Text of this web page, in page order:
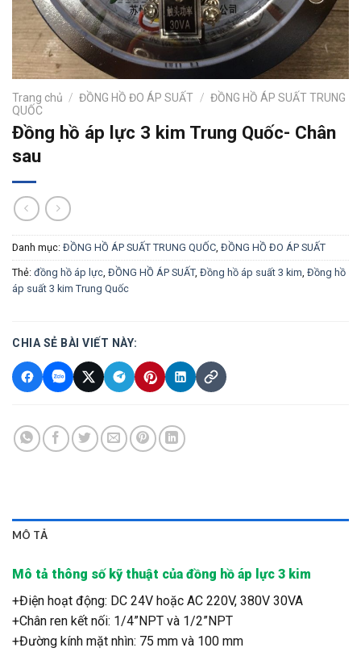
Trang chủ / ĐỒNG HỒ ĐO ÁP SUẤT / ĐỒNG HỒ ÁP SUẤT TRUNG
QUỐC
Đồng hồ áp lực 3 kim Trung Quốc- Chân
sau
Danh mục: ĐỒNG HỒ ÁP SUẤT TRUNG QUỐC ĐỒNG HỒ ĐO ÁP SUẤT
Thẻ: đồng hồ áp lực ĐỒNG HỒ ÁP SUẤT, Đồng hồ áp suất 3 kim Đồng hồ
áp suất 3 kim Trung Quốc
CHIA SẺ BÀI VIẾT NÀY:
MÔ TẢ
Mô tả thông số kỹ thuật của đồng hồ áp lực 3 kim
+Điện hoạt động: DC 24V hoặc AC 220V, 380V 30VA
+Chân ren kết nối: 1/4”NPT và 1/2”NPT
+Đường kính mặt nhìn: 75 mm và 100 mm